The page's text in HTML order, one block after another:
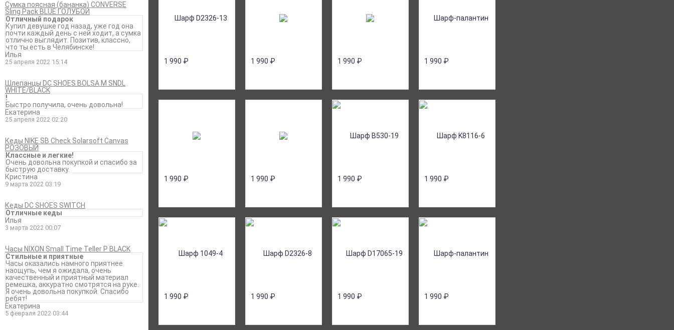
Сумка поясная (бананка) CONVERSE
Sling Pack BLUE ГОЛУБОЙ
Отличный подарок
Купил девушке год назад, уже год она
почти каждый день с ней ходит, а сумка
отлично выглядит. Позитив, классно,
что ты есть в Челябинске!
Илья
25 апреля 2022 15:14
Шлепанцы DC SHOES BOLSA M SNDL
WHITE/BLACK
!
Быстро получила, очень довольна!
Екатерина
25 апреля 2022 02:20
Кеды NIKE SB Check Solarsoft Canvas
РОЗОВЫЙ
Классные и легкие!
Очень довольна покупкой и спасибо за
быструю доставку.
Кристина
9 марта 2022 03:19
Кеды DC SHOES SWITCH
Отличные кеды
Илья
3 марта 2022 00:07
Часы NIXON Small Time Teller P BLACK
Стильные и приятные
Часы оказались намного приятнее
наощупь, чем я ожидала, очень
качественный и приятный материал
ремешка, аккуратно смотрятся на руке.
Я очень довольна покупкой. Спасибо
ребят!
Екатерина
5 февраля 2022 03:44
1 990 ₽ 1 990 ₽ 1 990 ₽ 1 990 ₽
1 990 ₽ 1 990 ₽ 1 990 ₽ 1 990 ₽
1 990 ₽ 1 990 ₽ 1 990 ₽ 1 990 ₽